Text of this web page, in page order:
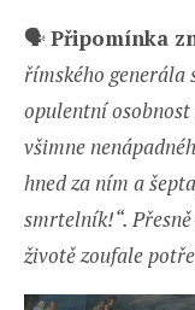
🗣️Připomínka
římského generála
opulentní
všimne
hned za ním a
smrtelník!“.
životě zoufale